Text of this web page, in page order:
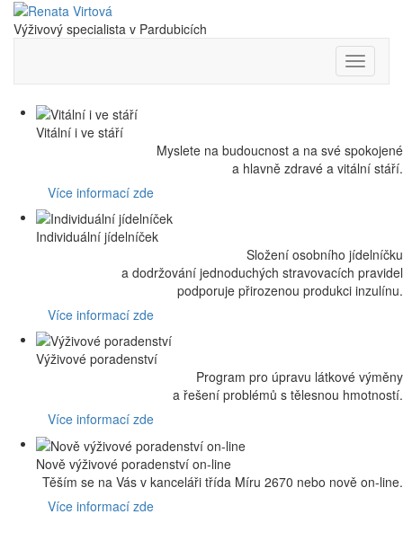
Výživový specialista v Pardubicích
Nabídka
Vitální i ve stáří
Myslete na budoucnost a na své spokojené
a hlavně zdravé a vitální stáří.
Více informací zde
Individuální jídelníček
Složení osobního jídelníčku
a dodržování jednoduchých stravovacích pravidel
podporuje přirozenou produkci inzulínu.
Více informací zde
Výživové poradenství
Program pro úpravu látkové výměny
a řešení problémů s tělesnou hmotností.
Více informací zde
Nově výživové poradenství on-line
Těším se na Vás v kanceláři třída Míru 2670 nebo nově on-line.
Více informací zde